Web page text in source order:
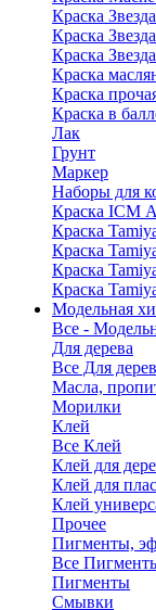
Краска
Краска
Краска
Краска
Краска
Краска в
Лак
Грунт
Маркер
Наборы для
Краска ICM
Краска
Краска
Краска
Краска
Модельная
Все -
Для дерева
Все Для
Масла,
Морилки
Клей
Все Клей
Клей для
Клей для
Клей
Прочее
Пигменты,
Все
Пигменты
Смывки